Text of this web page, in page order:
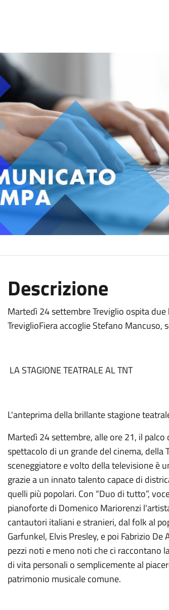
Descrizione
Martedì 24 settembre Treviglio ospita
TreviglioFiera accoglie Stefano
LA STAGIONE TEATRALE AL TNT
L'anteprima della brillante stagione
Martedì 24 settembre, alle ore 21, il
spettacolo di un grande del cinema, della
sceneggiatore e volto della televisione è
grazie a un innato talento capace di
quelli più popolari. Con “Duo di tutto”,
pianoforte di Domenico Mariorenzi
cantautori italiani e stranieri, dal folk al
Garfunkel, Elvis Presley, e poi Fabrizio
pezzi noti e meno noti che ci raccontano
di vita personali o semplicemente al
patrimonio musicale comune.